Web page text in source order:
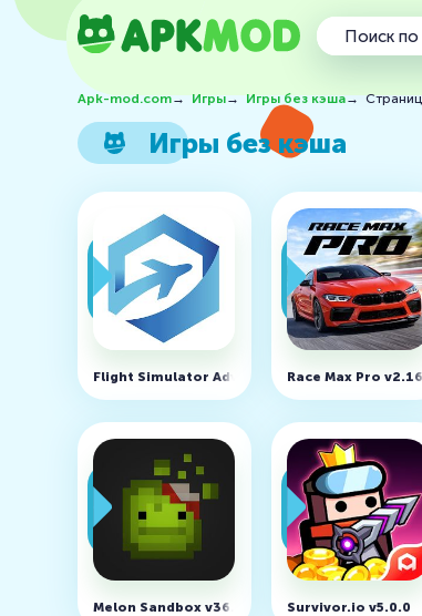
Apk-mod.com→Игры→Игры без кэша→
Игры без кэша
Flight Simulator Advanced v5.6.1 (MOD,
Race Max Pro
Melon Sandbox v36.7 (MOD, Unlocked)
Survivor.io v5.0.0